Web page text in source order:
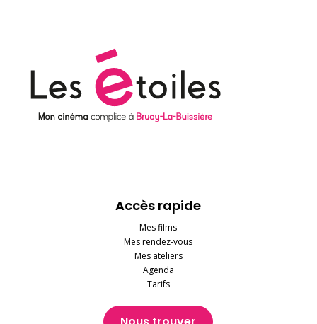
Accès rapide
Mes films
Mes rendez-vous
Mes ateliers
Agenda
Tarifs